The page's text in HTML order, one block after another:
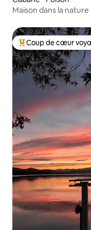
Maison dans la
Coups de cœur
Coup de cœur